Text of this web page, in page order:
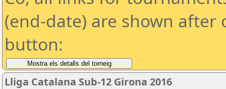
(end-date) are shown
button:
Lliga Catalana Sub-12 Girona 2016